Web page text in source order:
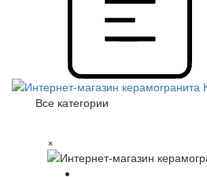
Все категории
×